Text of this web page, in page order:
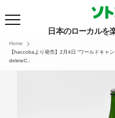
日本のローカルを
Home
【haccobaより発売】2月4日 “ワールドキャ
deleteC」